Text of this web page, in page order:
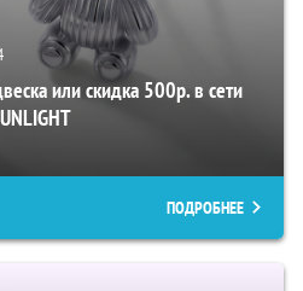
или скидка 500р. в сети
ПОДРОБНЕЕ